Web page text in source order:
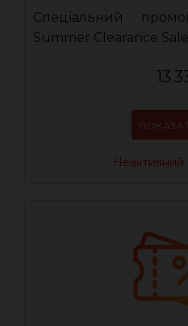
Спеціальний
Summer Clearance